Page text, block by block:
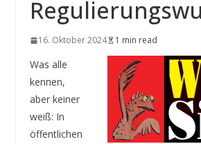
16. Oktober 2024 1 min read
Was alle
kennen,
aber keiner
weiß: In
öffentlichen